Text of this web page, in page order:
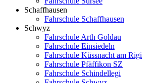
Schaffhausen
Fahrschule Schaffhausen
Schwyz
Fahrschule Arth Goldau
Fahrschule Einsiedeln
Fahrschule Küssnacht am Rigi
Fahrschule Pfäffikon SZ
Fahrschule Schindellegi